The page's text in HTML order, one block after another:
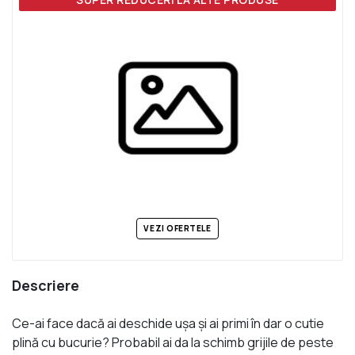
VEZI OFERTELE
Descriere
Ce-ai face dacă ai deschide uşa şi ai primi în dar o cutie
plină cu bucurie? Probabil ai da la schimb grijile de peste